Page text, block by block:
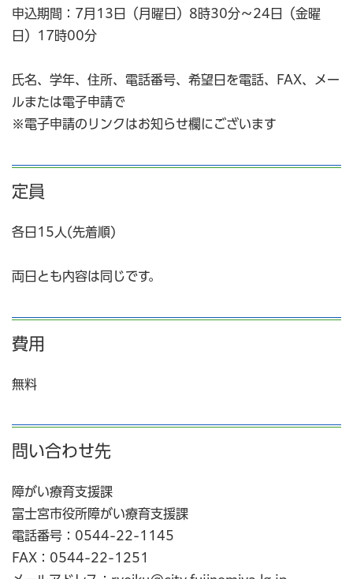
申込期間：7月13日（月曜日）8時30分～24日（金曜
日）17時00分
氏名、学年、住所、電話番号、希望日を電話、FAX、メー
ルまたは電子申請で
※電子申請のリンクはお知らせ欄にございます
定員
各日15人(先着順)
両日とも内容は同じです。
費用
無料
問い合わせ先
障がい療育支援課
富士宮市役所障がい療育支援課
電話番号：0544-22-1145
FAX：0544-22-1251